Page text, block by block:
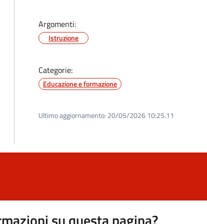
Argomenti:
Istruzione
Categorie:
Educazione e formazione
Ultimo aggiornamento: 20/05/2026 10:25.11